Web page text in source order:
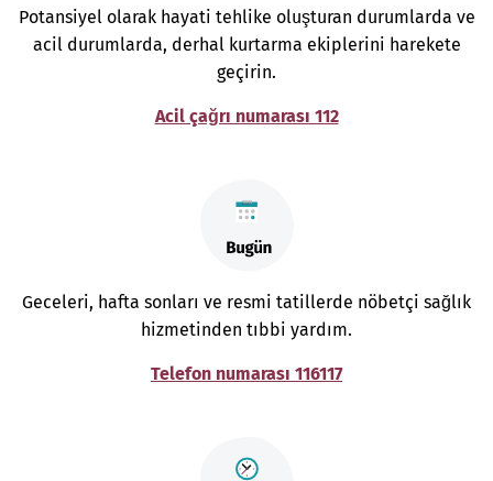
Potansiyel olarak hayati tehlike oluşturan durumlarda ve
acil durumlarda, derhal kurtarma ekiplerini harekete
geçirin.
Acil çağrı numarası 112
Geceleri, hafta sonları ve resmi tatillerde nöbetçi sağlık
hizmetinden tıbbi yardım.
Telefon numarası 116117